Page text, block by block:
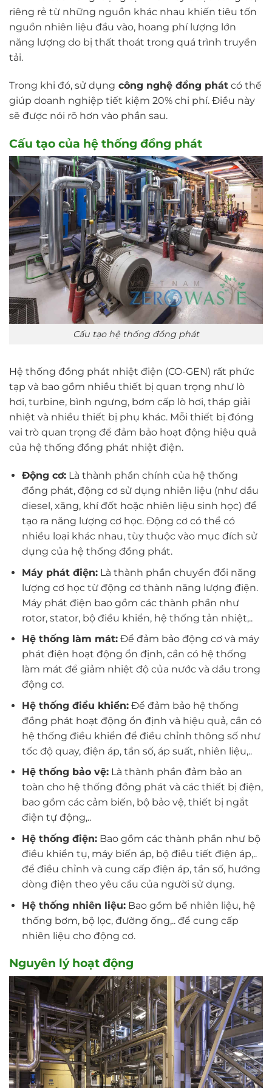
riêng rẻ từ những nguồn khác nhau khiến tiêu tốn
nguồn nhiên liệu đầu vào, hoang phí lượng lớn
năng lượng do bị thất thoát trong quá trình truyền
tải.
Trong khi đó, sử dụng công nghệ đồng phát có thể
giúp doanh nghiệp tiết kiệm 20% chi phí. Điều này
sẽ được nói rõ hơn vào phần sau.
Cấu tạo của hệ thống đồng phát
Cấu tạo hệ thống đồng phát
Hệ thống đồng phát nhiệt điện (CO-GEN) rất phức
tạp và bao gồm nhiều thiết bị quan trọng như lò
hơi, turbine, bình ngưng, bơm cấp lò hơi, tháp giải
nhiệt và nhiều thiết bị phụ khác. Mỗi thiết bị đóng
vai trò quan trọng để đảm bảo hoạt động hiệu quả
của hệ thống đồng phát nhiệt điện.
Động cơ:Là thành phần chính của hệ thống
đồng phát, động cơ sử dụng nhiên liệu (như dầu
diesel, xăng, khí đốt hoặc nhiên liệu sinh học) để
tạo ra năng lượng cơ học. Động cơ có thể có
nhiều loại khác nhau, tùy thuộc vào mục đích sử
dụng của hệ thống đồng phát.
Máy phát điện:Là thành phần chuyển đổi năng
lượng cơ học từ động cơ thành năng lượng điện.
Máy phát điện bao gồm các thành phần như
rotor, stator, bộ điều khiển, hệ thống tản nhiệt,..
Hệ thống làm mát:Để đảm bảo động cơ và máy
phát điện hoạt động ổn định, cần có hệ thống
làm mát để giảm nhiệt độ của nước và dầu trong
động cơ.
Hệ thống điều khiển:Để đảm bảo hệ thống
đồng phát hoạt động ổn định và hiệu quả, cần có
hệ thống điều khiển để điều chỉnh thông số như
tốc độ quay, điện áp, tần số, áp suất, nhiên liệu,..
Hệ thống bảo vệ:Là thành phần đảm bảo an
toàn cho hệ thống đồng phát và các thiết bị điện,
bao gồm các cảm biến, bộ bảo vệ, thiết bị ngắt
điện tự động,..
Hệ thống điện:Bao gồm các thành phần như bộ
điều khiển tụ, máy biến áp, bộ điều tiết điện áp,..
để điều chỉnh và cung cấp điện áp, tần số, hướng
dòng điện theo yêu cầu của người sử dụng.
Hệ thống nhiên liệu:Bao gồm bể nhiên liệu, hệ
thống bơm, bộ lọc, đường ống,.. để cung cấp
nhiên liệu cho động cơ.
Nguyên lý hoạt động